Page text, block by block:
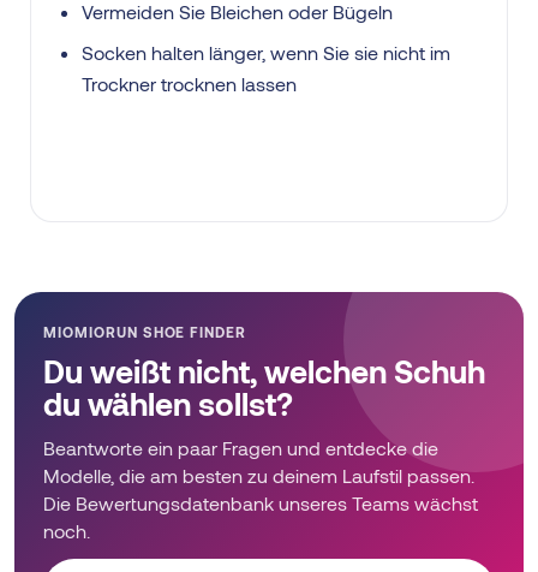
Vermeiden Sie Bleichen oder Bügeln
Socken halten länger, wenn Sie sie nicht im
Trockner trocknen lassen
MIOMIORUN SHOE FINDER
Du weißt nicht, welchen Schuh
du wählen sollst?
Beantworte ein paar Fragen und entdecke die
Modelle, die am besten zu deinem Laufstil passen.
Die Bewertungsdatenbank unseres Teams wächst
noch.